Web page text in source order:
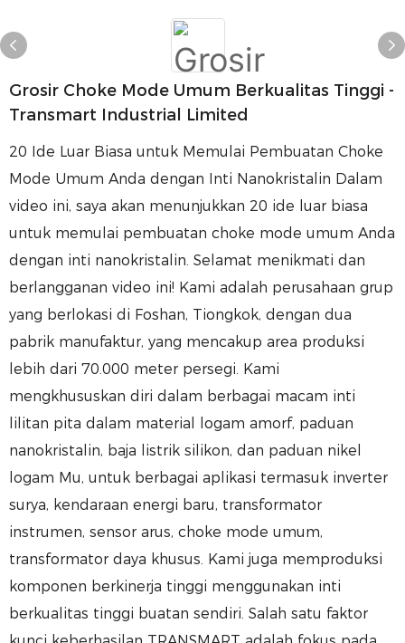
Grosir Choke Mode Umum Berkualitas Tinggi -
Transmart Industrial Limited
20 Ide Luar Biasa untuk Memulai Pembuatan Choke
Mode Umum Anda dengan Inti Nanokristalin Dalam
video ini, saya akan menunjukkan 20 ide luar biasa
untuk memulai pembuatan choke mode umum Anda
dengan inti nanokristalin. Selamat menikmati dan
berlangganan video ini! Kami adalah perusahaan grup
yang berlokasi di Foshan, Tiongkok, dengan dua
pabrik manufaktur, yang mencakup area produksi
lebih dari 70.000 meter persegi. Kami
mengkhususkan diri dalam berbagai macam inti
lilitan pita dalam material logam amorf, paduan
nanokristalin, baja listrik silikon, dan paduan nikel
logam Mu, untuk berbagai aplikasi termasuk inverter
surya, kendaraan energi baru, transformator
instrumen, sensor arus, choke mode umum,
transformator daya khusus. Kami juga memproduksi
komponen berkinerja tinggi menggunakan inti
berkualitas tinggi buatan sendiri. Salah satu faktor